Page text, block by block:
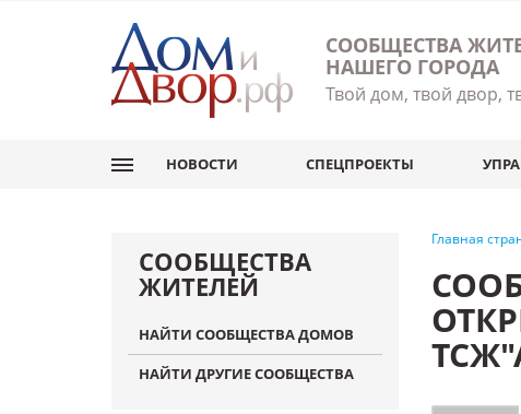
СООБЩЕСТВА
НАШЕГО ГОРОДА
Твой дом, твой двор,
НОВОСТИ СПЕЦПРОЕКТЫ
Главная
СООБЩЕСТВА
ЖИТЕЛЕЙ
НАЙТИ СООБЩЕСТВА ДОМОВ
НАЙТИ ДРУГИЕ СООБЩЕСТВА